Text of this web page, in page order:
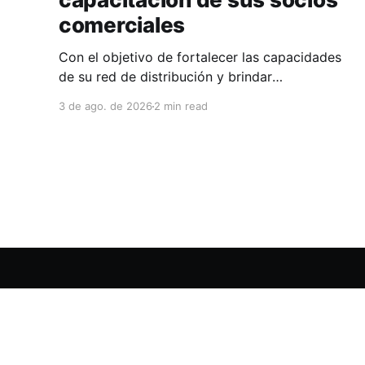
comerciales
Con el objetivo de fortalecer las capacidades
de su red de distribución y brindar
desempeño comercial y técnico, Milwaukee
3 de ago. de 2026 2 min read